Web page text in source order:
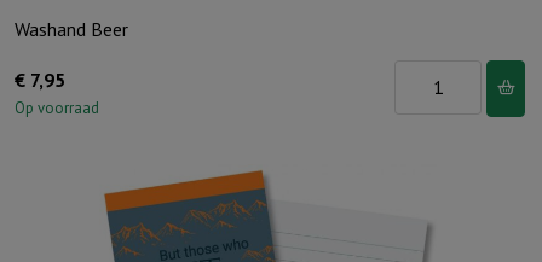
Washand Beer
€ 7,95
Op voorraad
Washand